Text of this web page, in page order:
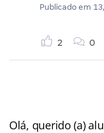
Publicado em
2 0
Olá, querido (a)